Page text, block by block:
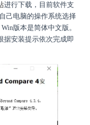
进行下载，目前软件支
己电脑的操作系统选择
版本是简体中文版。
据安装提示依次完成即